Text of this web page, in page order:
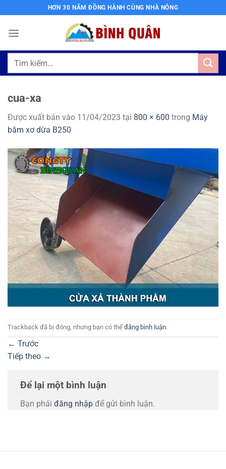
qua
nội
HƠN 30 NĂM ĐỒNG HÀNH CÙNG NHÀ NÔNG
Tìm
cua-xa
Được xuất bản vào 11/04/2023 tại 800 × 600 trong Máy
băm xơ dừa B250
Trackback đã bị đóng, nhưng bạn có thể đăng bình luận.
← Trước
Tiếp theo →
Để lại một bình luận
Bạn phải đăng nhập để gửi bình luận.